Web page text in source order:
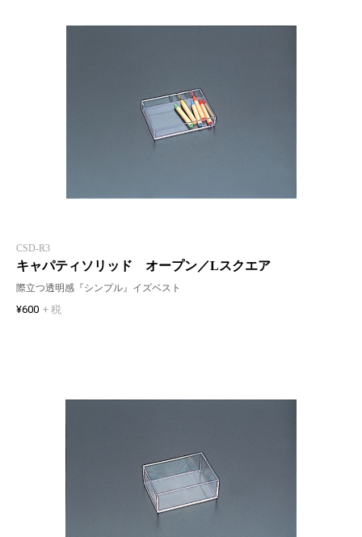
CSD-R3
キャパティソリッド オープン／Lスクエア
際立つ透明感『シンプル』イズベスト
¥600 + 税